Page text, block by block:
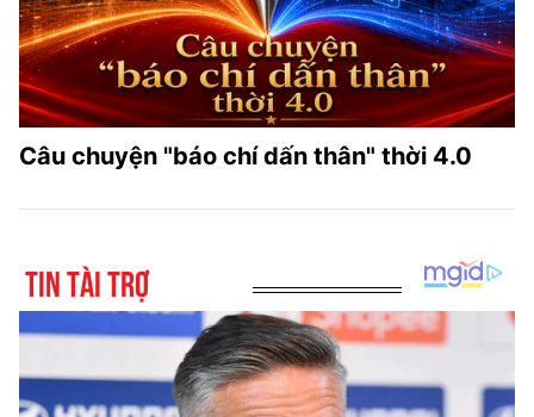
Câu chuyện "báo chí dấn thân" thời 4.0